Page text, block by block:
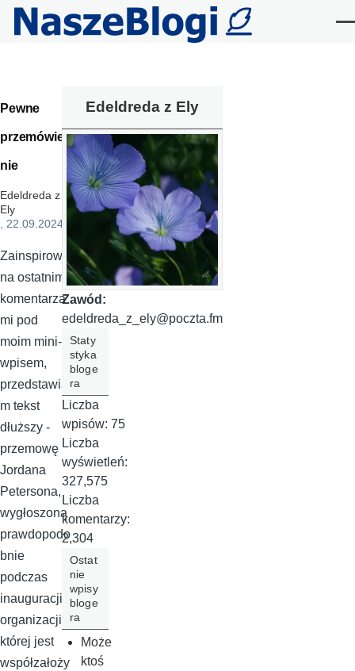
Przejdź do treści
Pewne
przemówie
nie
Edeldreda z
Ely
, 22.09.2024
Zainspirowa
na ostatnimi
komentarza
mi pod
moim mini-
wpisem,
przedstawia
m tekst
dłuższy -
przemowę
Jordana
Petersona,
wygłoszoną
prawdopodo
bnie
podczas
inauguracji
organizacji,
której jest
współzałoży
Edeldreda z Ely
Zawód:
edeldreda_z_ely@poczta.fm
Staty
styka
bloge
ra
Liczba
wpisów: 75
Liczba
wyświetleń:
327,575
Liczba
komentarzy:
2,304
Ostat
nie
wpisy
bloge
ra
Może
ktoś